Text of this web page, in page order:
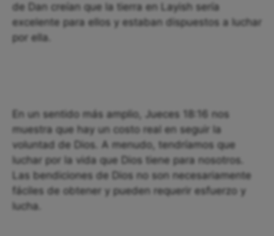
de Dan creían que la tierra en Layish sería
excelente para ellos y estaban dispuestos a luchar
por ella.
En un sentido más amplio, Jueces 18:16 nos
muestra que hay un costo real en seguir la
voluntad de Dios. A menudo, tendríamos que
luchar por la vida que Dios tiene para nosotros.
Las bendiciones de Dios no son necesariamente
fáciles de obtener y pueden requerir esfuerzo y
lucha.